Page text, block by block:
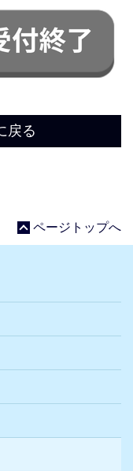
戻る
ページトップへ